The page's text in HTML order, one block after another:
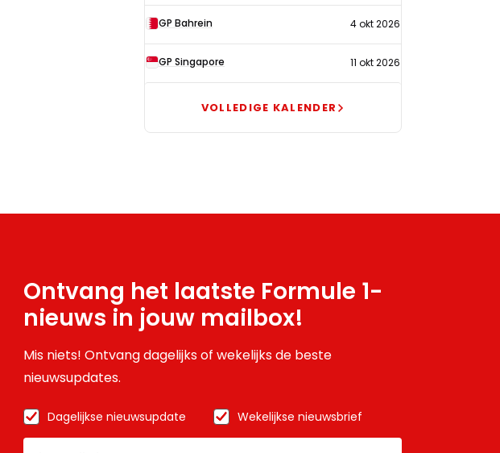
GP Bahrein 4 okt 2026
GP Singapore 11 okt 2026
VOLLEDIGE KALENDER
Ontvang het laatste Formule 1-
nieuws in jouw mailbox!
Mis niets! Ontvang dagelijks of wekelijks de beste
nieuwsupdates.
Dagelijkse nieuwsupdate Wekelijkse nieuwsbrief